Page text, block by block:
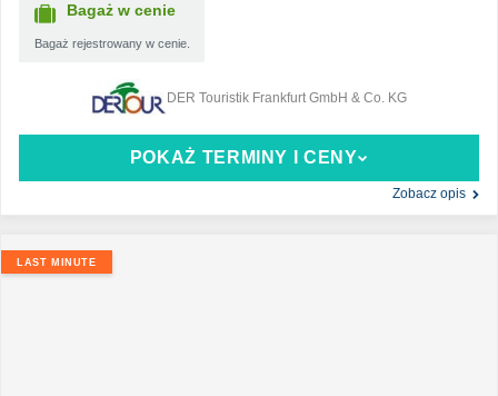
Bagaż w cenie
Bagaż rejestrowany w cenie.
POKAŻ TERMINY I CENY
Zobacz opis
DER Touristik Frankfurt GmbH & Co. KG
LAST MINUTE